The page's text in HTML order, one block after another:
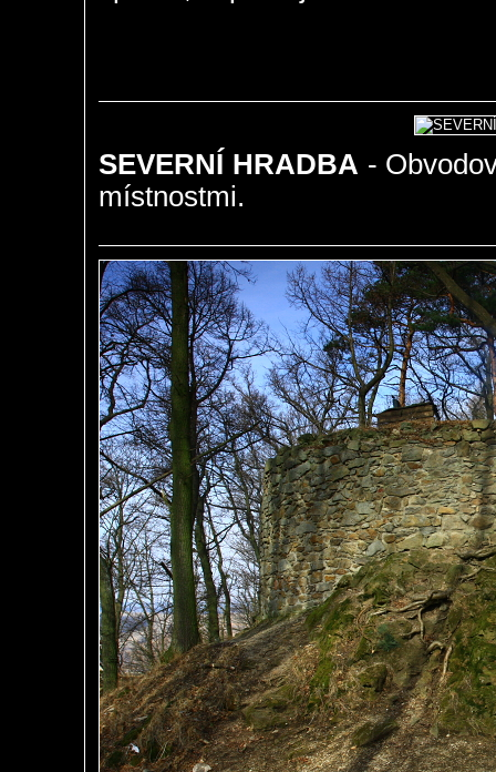
SEVERNÍ HRADBA -
místnostmi.